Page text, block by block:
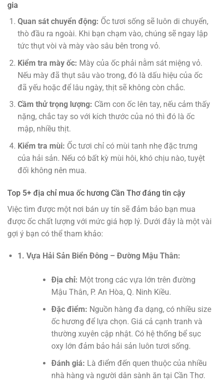
gia
Quan sát chuyển động: Ốc tươi sống sẽ luôn di chuyển,
thò đầu ra ngoài. Khi bạn chạm vào, chúng sẽ ngay lập
tức thụt vòi và mày vào sâu bên trong vỏ.
Kiểm tra mày ốc: Mày của ốc phải nằm sát miệng vỏ.
Nếu mày đã thụt sâu vào trong, đó là dấu hiệu của ốc
đã yếu hoặc để lâu ngày, thịt sẽ không còn chắc.
Cầm thử trọng lượng: Cầm con ốc lên tay, nếu cảm thấy
nặng, chắc tay so với kích thước của nó thì đó là ốc
mập, nhiều thịt.
Kiểm tra mùi: Ốc tươi chỉ có mùi tanh nhẹ đặc trưng
của hải sản. Nếu có bất kỳ mùi hôi, khó chịu nào, tuyệt
đối không nên mua.
Top 5+ địa chỉ mua ốc hương Cần Thơ đáng tin cậy
Việc tìm được một nơi bán uy tín sẽ đảm bảo bạn mua
được ốc chất lượng với mức giá hợp lý. Dưới đây là một vài
gợi ý bạn có thể tham khảo:
1. Vựa Hải Sản Biển Đông – Đường Mậu Thân:
Địa chỉ: Một trong các vựa lớn trên đường
Mậu Thân, P. An Hòa, Q. Ninh Kiều.
Đặc điểm: Nguồn hàng đa dạng, có nhiều size
ốc hương để lựa chọn. Giá cả cạnh tranh và
thường xuyên cập nhật. Có hệ thống bể sục
oxy lớn đảm bảo hải sản luôn tươi sống.
Đánh giá: Là điểm đến quen thuộc của nhiều
nhà hàng và người dân sành ăn tại Cần Thơ.